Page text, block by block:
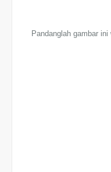
Pandanglah gambar